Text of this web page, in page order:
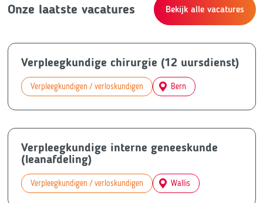
Onze laatste vacatures Bekijk alle vacatures
Verpleegkundige chirurgie (12 uursdienst)
Verpleegkundigen / verloskundigen Bern
Verpleegkundige interne geneeskunde
(leanafdeling)
Verpleegkundigen / verloskundigen Wallis